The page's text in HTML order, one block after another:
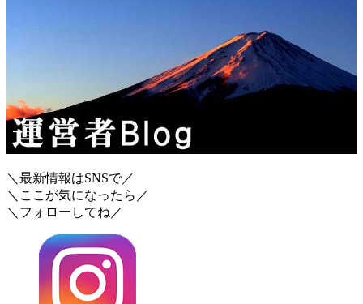
＼最新情報はSNSで／
＼ここが気になったら／
＼フォローしてね／